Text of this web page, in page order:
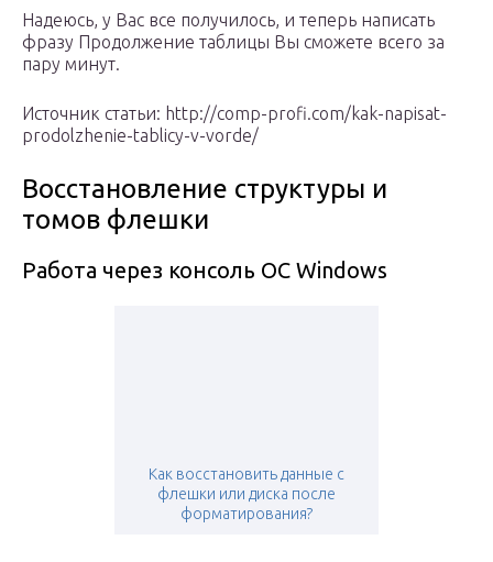
Надеюсь, у Вас все получилось, и теперь написать
фразу Продолжение таблицы Вы сможете всего за
пару минут.
Источник статьи: http://comp-profi.com/kak-napisat-
prodolzhenie-tablicy-v-vorde/
Восстановление структуры и
томов флешки
Работа через консоль ОС Windows
Как восстановить данные с
флешки или диска после
форматирования?